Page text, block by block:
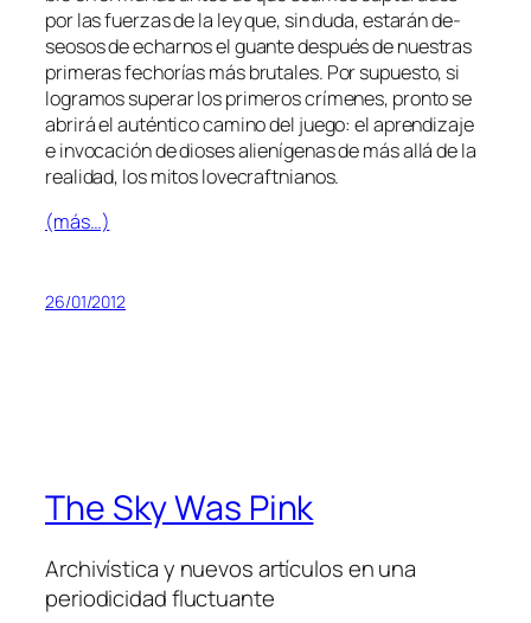
por las fuer­zas de la ley que, sin du­da, es­ta­rán de­
seo­sos de echar­nos el guan­te des­pués de nues­tras
pri­me­ras fe­cho­rías más bru­ta­les. Por su­pues­to, si
lo­gra­mos su­pe­rar los pri­me­ros crí­me­nes, pron­to se
abri­rá el au­tén­ti­co ca­mino del jue­go: el apren­di­za­je
e in­vo­ca­ción de dio­ses alie­ní­ge­nas de más allá de la
reali­dad, los mi­tos lovecraftnianos.
(más…)
26/01/2012
The Sky Was Pink
Archivística y nuevos artículos en una
periodicidad fluctuante